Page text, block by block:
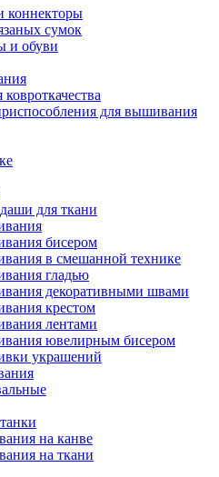
коннекторы
сумок
и обуви
для вышивания
для ткани
бисером
в смешанной технике
гладью
декоративными швами
крестом
лентами
ювелирным бисером
украшений
на канве
на ткани